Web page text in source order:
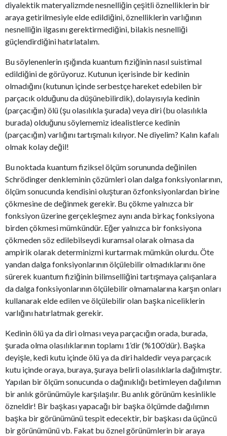
diyalektik materyalizmde nesnelliğin çeşitli öznelliklerin bir
araya getirilmesiyle elde edildiğini, öznelliklerin varlığının
nesnelliğin ilgasını gerektirmediğini, bilakis nesnelliği
güçlendirdiğini hatırlatalım.
Bu söylenenlerin ışığında kuantum fiziğinin nasıl suistimal
edildiğini de görüyoruz. Kutunun içerisinde bir kedinin
olmadığını (kutunun içinde serbestçe hareket edebilen bir
parçacık olduğunu da düşünebilirdik), dolayısıyla kedinin
(parçacığın) ölü (şu olasılıkla şurada) veya diri (bu olasılıkla
burada) olduğunu söylememiz idealistlerce kedinin
(parçacığın) varlığını tartışmalı kılıyor. Ne diyelim? Kalın kafalı
olmak kolay değil!
Bu noktada kuantum fiziksel ölçüm sorununda değinilen
Schrödinger denkleminin çözümleri olan dalga fonksiyonlarının,
ölçüm sonucunda kendisini oluşturan özfonksiyonlardan birine
çökmesine de değinmek gerekir. Bu çökme yalnızca bir
fonksiyon üzerine gerçekleşmez aynı anda birkaç fonksiyona
birden çökmesi mümkündür. Eğer yalnızca bir fonksiyona
çökmeden söz edilebilseydi kuramsal olarak olmasa da
ampirik olarak determinizmi kurtarmak mümkün olurdu. Öte
yandan dalga fonksiyonlarının ölçülebilir olmadıklarını öne
sürerek kuantum fiziğinin bilimselliğini tartışmaya çalışanlara
da dalga fonksiyonlarının ölçülebilir olmamalarına karşın onları
kullanarak elde edilen ve ölçülebilir olan başka niceliklerin
varlığını hatırlatmak gerekir.
Kedinin ölü ya da diri olması veya parçacığın orada, burada,
şurada olma olasılıklarının toplamı 1’dir (%100’dür). Başka
deyişle, kedi kutu içinde ölü ya da diri haldedir veya parçacık
kutu içinde oraya, buraya, şuraya belirli olasılıklarla dağılmıştır.
Yapılan bir ölçüm sonucunda o dağınıklığı betimleyen dağılımın
bir anlık görünümüyle karşılaşılır. Bu anlık görünüm kesinlikle
özneldir! Bir başkası yapacağı bir başka ölçümde dağılımın
başka bir görünümünü tespit edecektir, bir başkası da üçüncü
bir görünümünü vb. Fakat bu öznel görünümlerin bir araya